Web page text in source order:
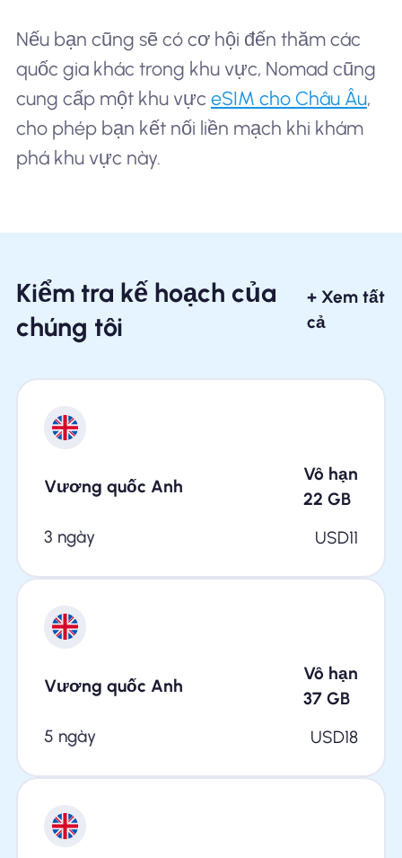
Nếu bạn cũng sẽ có cơ hội đến thăm các
quốc gia khác trong khu vực, Nomad cũng
cung cấp một khu vực eSIM cho Châu Âu,
cho phép bạn kết nối liền mạch khi khám
phá khu vực này.
Kiểm tra kế hoạch của
chúng tôi
+ Xem tất
cả
Vương quốc Anh
Vô hạn
22 GB
3 ngày
USD11
Vương quốc Anh
Vô hạn
37 GB
5 ngày
USD18